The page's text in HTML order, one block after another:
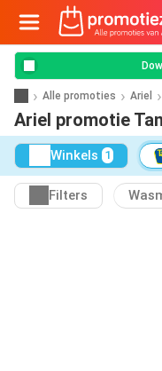
Alle promoties Ariel
Ariel promotie
Winkels 1
Filters